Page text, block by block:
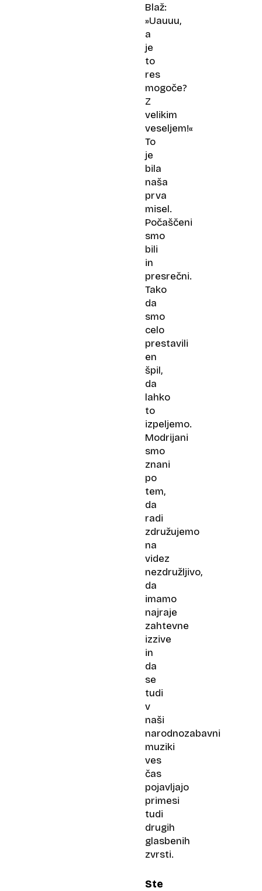
Blaž:
»Uauuu,
a
je
to
res
mogoče?
Z
velikim
veseljem!«
To
je
bila
naša
prva
misel.
Počaščeni
smo
bili
in
presrečni.
Tako
da
smo
celo
prestavili
en
špil,
da
lahko
to
izpeljemo.
Modrijani
smo
znani
po
tem,
da
radi
združujemo
na
videz
nezdružljivo,
da
imamo
najraje
zahtevne
izzive
in
da
se
tudi
v
naši
narodnozabavni
muziki
ves
čas
pojavljajo
primesi
tudi
drugih
glasbenih
zvrsti.
Ste